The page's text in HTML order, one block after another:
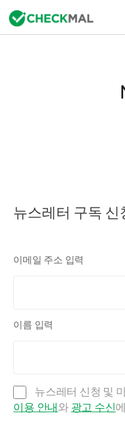
뉴스레터 구독 신
이메일 주소 입력
이름 입력
뉴스레터 신청 및
이용 안내 와 광고 수신